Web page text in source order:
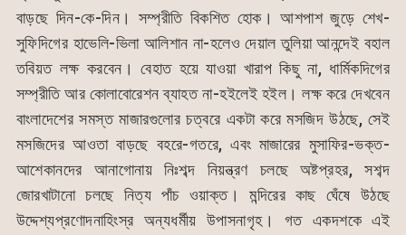
বাড়ছে দিন-কে-দিন। সম্প্রীতি বিকশিত হোক। আশপাশ জুড়ে শেখ-
সুফিদিগের হাভেলি-ভিলা আলিশান না-হলেও দেয়াল তুলিয়া আনন্দেই বহাল
তবিয়ত লক্ষ করবেন। বেহাত হয়ে যাওয়া খারাপ কিছু না, ধার্মিকদিগের
সম্প্রীতি আর কোলাবোরেশন ব্যাহত না-হইলেই হইল। লক্ষ করে দেখবেন
বাংলাদেশের সমস্ত মাজারগুলোর চত্বরে একটা করে মসজিদ উঠছে, সেই
মসজিদের আওতা বাড়ছে বহরে-গতরে, এবং মাজারের মুসাফির-ভক্ত-
আশেকানদের আনাগোনায় নিঃশব্দ নিয়ন্ত্রণ চলছে অষ্টপ্রহর, সশব্দ
জোরখাটানো চলছে নিত্য পাঁচ ওয়াক্ত। মন্দিরের কাছ ঘেঁষে উঠছে
উদ্দেশ্যপ্রণোদনাহিংস্র অন্যধর্মীয় উপাসনাগৃহ। গত একদশকে এই